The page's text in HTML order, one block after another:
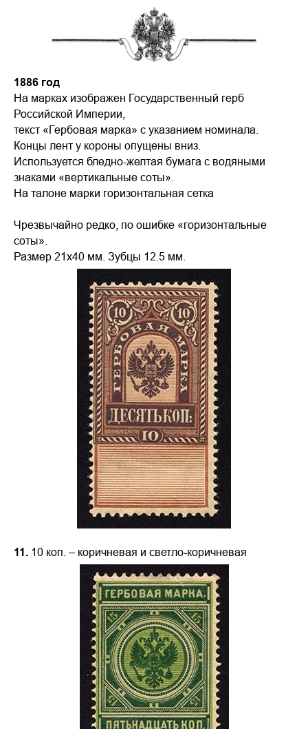
1886 год
На марках изображен Государственный герб
Российской Империи,
текст «Гербовая марка» с указанием номинала.
Концы лент у короны опущены вниз.
Используется бледно-желтая бумага с водяными
знаками «вертикальные соты».
На талоне марки горизонтальная сетка
Чрезвычайно редко, по ошибке «горизонтальные
соты».
Размер 21х40 мм. Зубцы 12.5 мм.
11. 10 коп. – коричневая и светло-коричневая